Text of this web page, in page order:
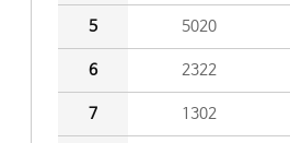
5 5020
6 2322
7 1302